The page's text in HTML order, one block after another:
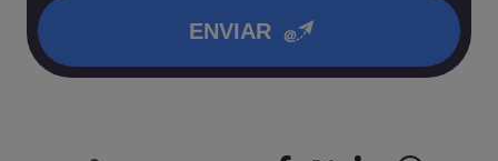
ENVIAR